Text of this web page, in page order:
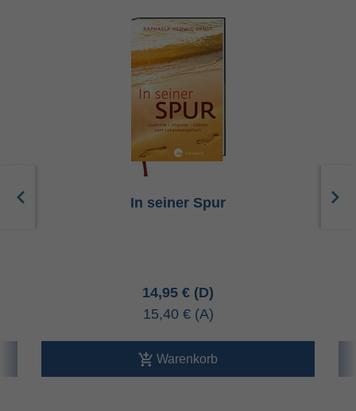
In seiner Spur
14,95 €
15,40 €
Warenkorb